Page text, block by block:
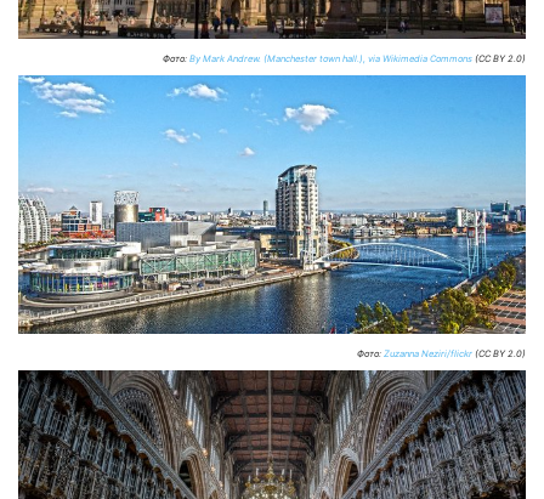
Фото: By Mark Andrew. (Manchester town hall.), via Wikimedia Commons (CC BY 2.0)
Фото: Zuzanna Neziri/flickr (CC BY 2.0)